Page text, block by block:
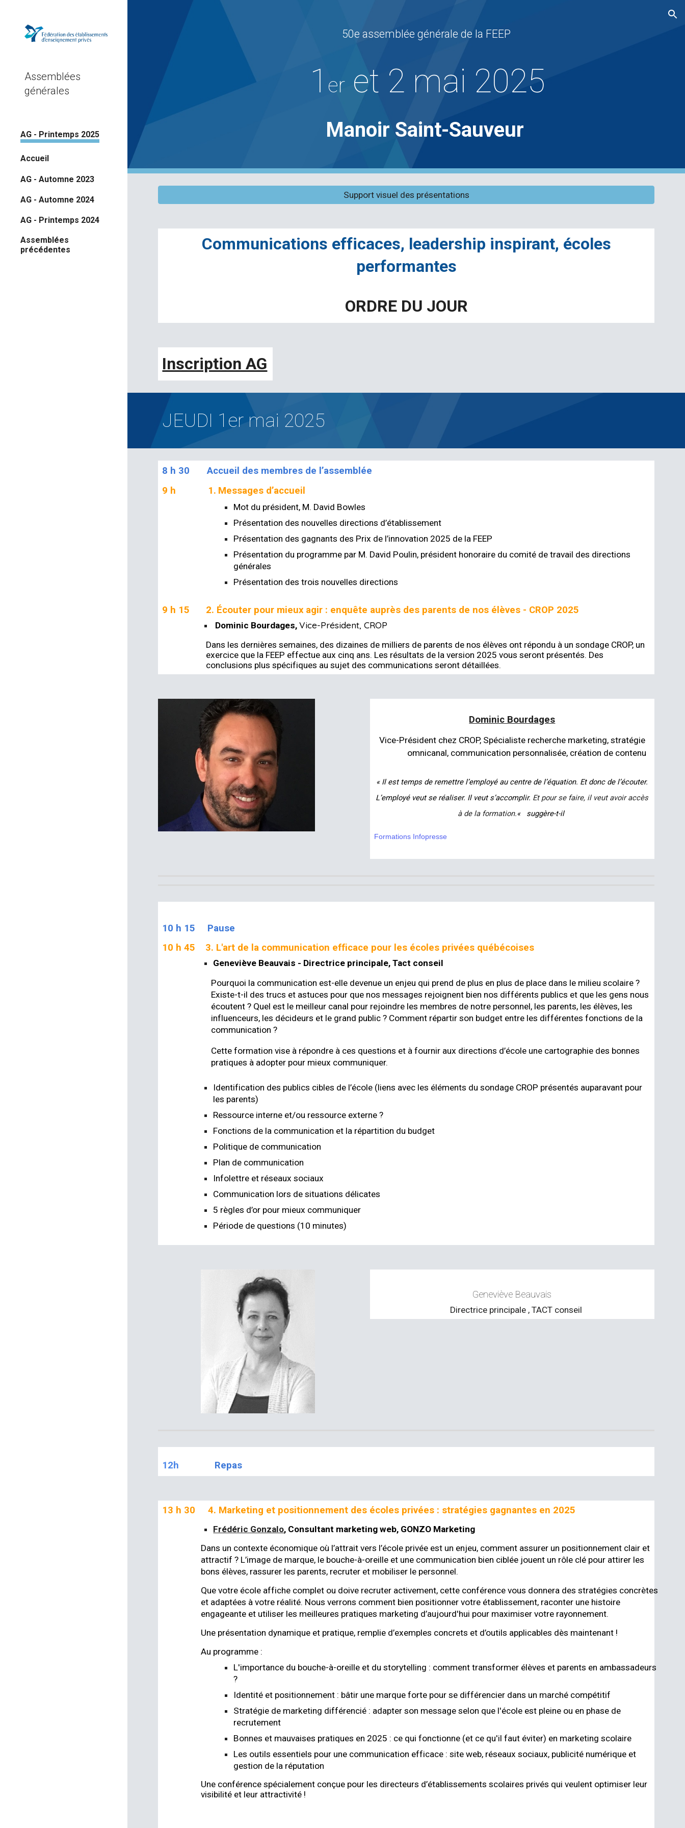
Skip to main content
Assemblées
générales
AG - Printemps 2025
Accueil
AG - Automne 2023
AG - Automne 2024
AG - Printemps 2024
Assemblées
précédentes
50e assemblée générale de la FEEP
1 eret 2 mai 2025
Manoir Saint-Sauveur
Support visuel des présentations
Communications efficaces, leadership inspirant, écoles
performantes
ORDRE DU JOUR
Inscription AG
JEUDI 1er mai 2025
8 h 30
Accueil des membres de l’assemblée
9 h
1. Messages d’accueil
Mot du président, M. David Bowles
Présentation des nouvelles directions d’établissement
Présentation des gagnants des Prix de l’innovation 2025 de la FEEP
Présentation du programme par M. David Poulin, président honoraire du comité de travail des directions
générales
Présentation des trois nouvelles directions
9 h 15 2. Écouter pour mieux agir : enquête auprès des parents de nos élèves - CROP 2025
Dominic Bourdages,Vice-Président, CROP
Dans les dernières semaines, des dizaines de milliers de parents de nos élèves ont répondu à un sondage CROP, un
exercice que la FEEP effectue aux cinq ans. Les résultats de la version 2025 vous seront présentés. Des
conclusions plus spécifiques au sujet des communications seront détaillées.
Dominic Bourdages
Vice-Président chez CROP, Spécialiste recherche marketing, stratégie
omnicanal, communication personnalisée, création de contenu
« Il est temps de remettre l’employé au centre de l’équation. Et donc de l’écouter.
L’employé veut se réaliser. Il veut s’accomplir. Et pour se faire, il veut avoir accès
à de la formation.« suggère-t-il
Formations Infopresse
10 h 15 Pause
10 h 45
3. L'art de la communication efficace pour les écoles privées québécoises
Geneviève Beauvais - Directrice principale, Tact conseil
Pourquoi la communication est-elle devenue un enjeu qui prend de plus en plus de place dans le milieu scolaire ?
Existe-t-il des trucs et astuces pour que nos messages rejoignent bien nos différents publics et que les gens nous
écoutent ? Quel est le meilleur canal pour rejoindre les membres de notre personnel, les parents, les élèves, les
influenceurs, les décideurs et le grand public ? Comment répartir son budget entre les différentes fonctions de la
communication ?
Cette formation vise à répondre à ces questions et à fournir aux directions d’école une cartographie des bonnes
pratiques à adopter pour mieux communiquer.
Identification des publics cibles de l’école (liens avec les éléments du sondage CROP présentés auparavant pour
les parents)
Ressource interne et/ou ressource externe ?
Fonctions de la communication et la répartition du budget
Politique de communication
Plan de communication
Infolettre et réseaux sociaux
Communication lors de situations délicates
5 règles d’or pour mieux communiquer
Période de questions (10 minutes)
Geneviève Beauvais
Directrice principale , TACT conseil
12h Repas
13 h 30 4. Marketing et positionnement des écoles privées : stratégies gagnantes en 2025
Frédéric Gonzalo, Consultant marketing web, GONZO Marketing
Dans un contexte économique où l’attrait vers l’école privée est un enjeu, comment assurer un positionnement clair et
attractif ? L’image de marque, le bouche-à-oreille et une communication bien ciblée jouent un rôle clé pour attirer les
bons élèves, rassurer les parents, recruter et mobiliser le personnel.
Que votre école affiche complet ou doive recruter activement, cette conférence vous donnera des stratégies concrètes
et adaptées à votre réalité. Nous verrons comment bien positionner votre établissement, raconter une histoire
engageante et utiliser les meilleures pratiques marketing d’aujourd'hui pour maximiser votre rayonnement.
Une présentation dynamique et pratique, remplie d’exemples concrets et d’outils applicables dès maintenant !
Au programme :
L'importance du bouche-à-oreille et du storytelling : comment transformer élèves et parents en ambassadeurs
?
Identité et positionnement : bâtir une marque forte pour se différencier dans un marché compétitif
Stratégie de marketing différencié : adapter son message selon que l'école est pleine ou en phase de
recrutement
Bonnes et mauvaises pratiques en 2025 : ce qui fonctionne (et ce qu'il faut éviter) en marketing scolaire
Les outils essentiels pour une communication efficace : site web, réseaux sociaux, publicité numérique et
gestion de la réputation
Une conférence spécialement conçue pour les directeurs d’établissements scolaires privés qui veulent optimiser leur
visibilité et leur attractivité !